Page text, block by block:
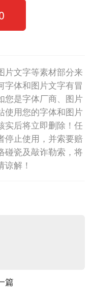
片文字等素材部分来
字体和图片文字有冒
您是字体厂商、图片
使用您的字体和图片
实后将立即删除！任
停止使用，并索要赔
碰瓷及敲诈勒索，将
解！
篇